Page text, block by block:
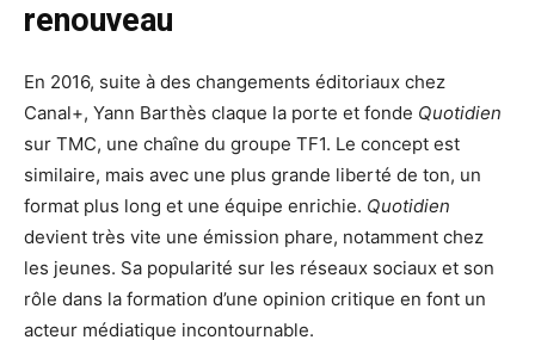
renouveau
En 2016, suite à des changements éditoriaux chez
Canal+, Yann Barthès claque la porte et fonde Quotidien
sur TMC, une chaîne du groupe TF1. Le concept est
similaire, mais avec une plus grande liberté de ton, un
format plus long et une équipe enrichie. Quotidien
devient très vite une émission phare, notamment chez
les jeunes. Sa popularité sur les réseaux sociaux et son
rôle dans la formation d’une opinion critique en font un
acteur médiatique incontournable.